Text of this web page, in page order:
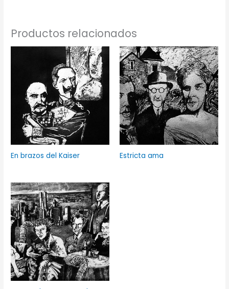
Productos relacionados
En brazos del Kaiser Estricta ama